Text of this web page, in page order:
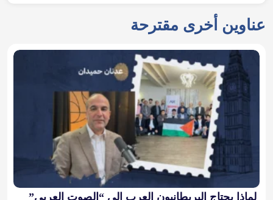
عناوين أخرى مقترحة
لماذا يحتاج البريطانيون العرب إلى “الصوت العربي”